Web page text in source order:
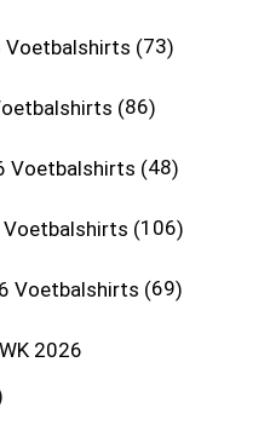
Voetbalshirts 73
86
Voetbalshirts 48
Voetbalshirts 106
Voetbalshirts 69
2026